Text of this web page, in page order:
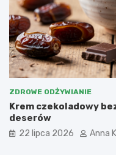
ZDROWE ODŻYWIANIE
Krem czekoladowy
deserów
22 lipca 2026 Anna